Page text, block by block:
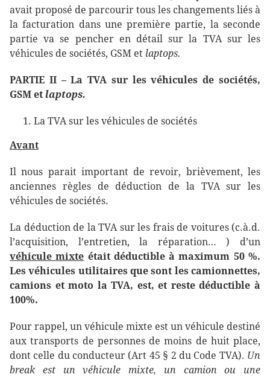
avait proposé de parcourir tous les changements liés à
la facturation dans une première partie, la seconde
partie va se pencher en détail sur la TVA sur les
véhicules de sociétés, GSM et laptops.
PARTIE II – La TVA sur les véhicules de sociétés,
GSM etlaptops.
La TVA sur les véhicules de sociétés
Avant
Il nous parait important de revoir, brièvement, les
anciennes règles de déduction de la TVA sur les
véhicules de sociétés.
La déduction de la TVA sur les frais de voitures (c.à.d.
l’acquisition, l’entretien, la réparation… ) d’un
véhicule mixte était déductible à maximum 50 %.
Les véhicules utilitaires que sont les camionnettes,
camions et moto la TVA, est, et reste déductible à
100%.
Pour rappel, un véhicule mixte est un véhicule destiné
aux transports de personnes de moins de huit place,
dont celle du conducteur (Art 45 § 2 du Code TVA). Un
break est un véhicule mixte, un camion ou une